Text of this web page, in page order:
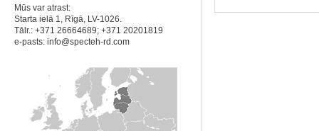
Mūs var atrast:
Starta ielā 1, Rīgā, LV-1026.
Tālr.: +371 26664689; +371 20201819
e-pasts: info@specteh-rd.com